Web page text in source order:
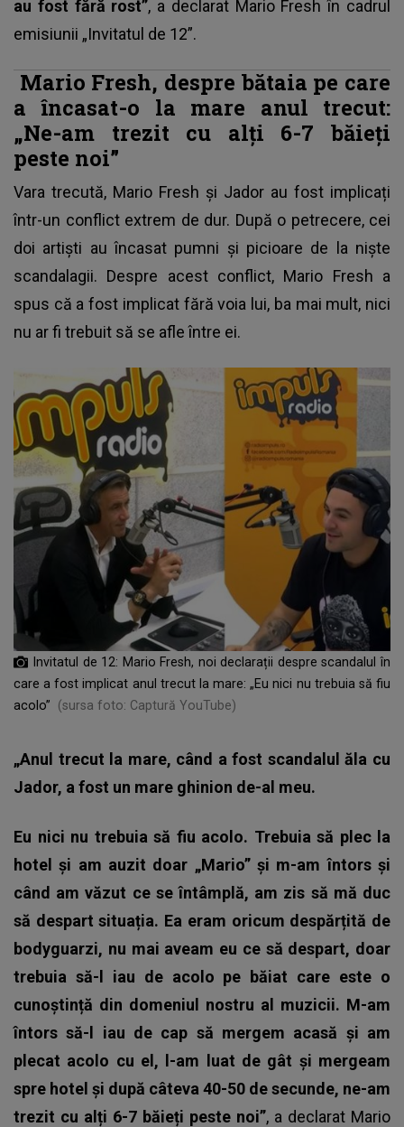
au fost fără rost”, a declarat Mario Fresh în cadrul
emisiunii „Invitatul de 12”.
Mario Fresh, despre bătaia pe care
a încasat-o la mare anul trecut:
„Ne-am trezit cu alți 6-7 băieți
peste noi”
Vara trecută, Mario Fresh și Jador au fost implicați
într-un conflict extrem de dur. După o petrecere, cei
doi artiști au încasat pumni și picioare de la niște
scandalagii. Despre acest conflict, Mario Fresh a
spus că a fost implicat fără voia lui, ba mai mult, nici
nu ar fi trebuit să se afle între ei.
Invitatul de 12: Mario Fresh, noi declarații despre scandalul în
care a fost implicat anul trecut la mare: „Eu nici nu trebuia să fiu
acolo”
(sursa foto: Captură YouTube)
„Anul trecut la mare, când a fost scandalul ăla cu
Jador, a fost un mare ghinion de-al meu.
Eu nici nu trebuia să fiu acolo. Trebuia să plec la
hotel și am auzit doar „Mario” și m-am întors și
când am văzut ce se întâmplă, am zis să mă duc
să despart situația. Ea eram oricum despărțită de
bodyguarzi, nu mai aveam eu ce să despart, doar
trebuia să-l iau de acolo pe băiat care este o
cunoștință din domeniul nostru al muzicii. M-am
întors să-l iau de cap să mergem acasă și am
plecat acolo cu el, l-am luat de gât și mergeam
spre hotel și după câteva 40-50 de secunde, ne-am
trezit cu alți 6-7 băieți peste noi”, a declarat Mario